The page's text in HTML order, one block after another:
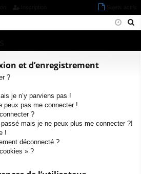
ne cri
et d’enregistrement
?
je n’y parviens pas !
peux pas me connecter !
?
mais je ne peux plus me connecter ?!
!
déconnecté ?
» ?